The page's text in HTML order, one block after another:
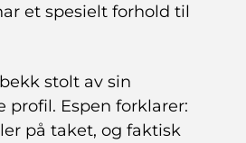
et spesielt forhold til
stolt av sin
profil. Espen forklarer:
på taket, og faktisk